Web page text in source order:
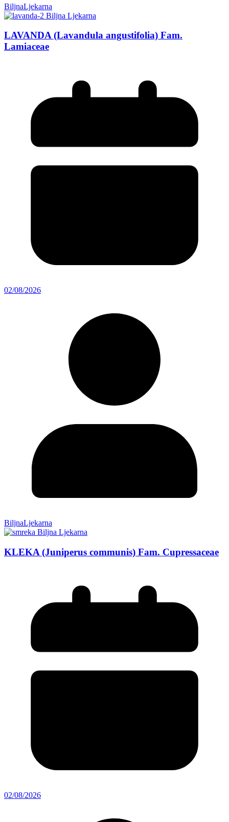
BiljnaLjekarna
LAVANDA (Lavandula angustifolia) Fam.
Lamiaceae
02/08/2026
BiljnaLjekarna
KLEKA (Juniperus communis) Fam. Cupressaceae
02/08/2026